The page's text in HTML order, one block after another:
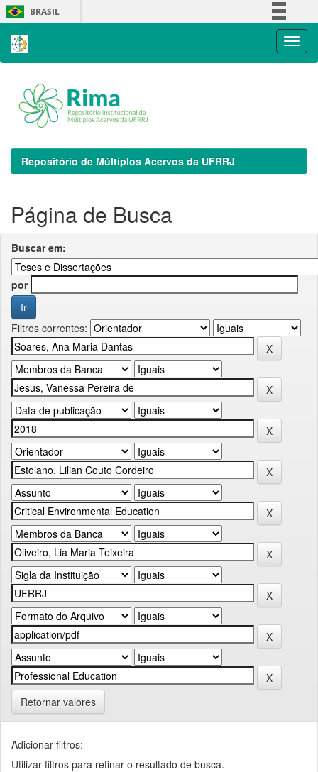
Skip
navigation
BRASIL
Repositório de Múltiplos Acervos da UFRRJ
Página de Busca
Buscar em:
por
Filtros correntes:
Retornar valores
Adicionar filtros:
Utilizar filtros para refinar o resultado de busca.